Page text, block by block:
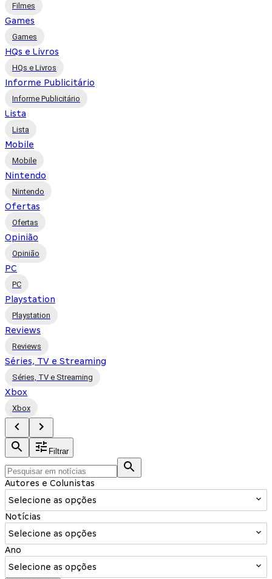
Filmes
Games
Games
HQs e Livros
HQs e Livros
Informe Publicitário
Informe Publicitário
Lista
Lista
Mobile
Mobile
Nintendo
Nintendo
Ofertas
Ofertas
Opinião
Opinião
PC
PC
Playstation
Playstation
Reviews
Reviews
Séries, TV e Streaming
Séries, TV e Streaming
Xbox
Xbox
Filtrar
Autores e Colunistas
Selecione as opções
Notícias
Selecione as opções
Ano
Selecione as opções